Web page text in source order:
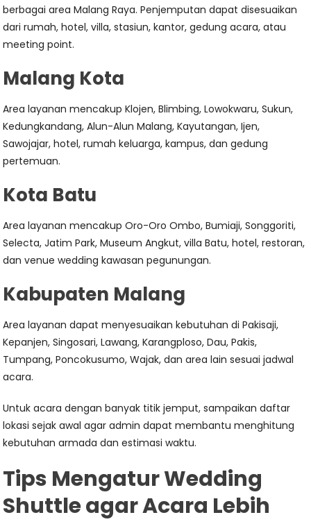
berbagai area Malang Raya. Penjemputan dapat disesuaikan
dari rumah, hotel, villa, stasiun, kantor, gedung acara, atau
meeting point.
Malang Kota
Area layanan mencakup Klojen, Blimbing, Lowokwaru, Sukun,
Kedungkandang, Alun-Alun Malang, Kayutangan, Ijen,
Sawojajar, hotel, rumah keluarga, kampus, dan gedung
pertemuan.
Kota Batu
Area layanan mencakup Oro-Oro Ombo, Bumiaji, Songgoriti,
Selecta, Jatim Park, Museum Angkut, villa Batu, hotel, restoran,
dan venue wedding kawasan pegunungan.
Kabupaten Malang
Area layanan dapat menyesuaikan kebutuhan di Pakisaji,
Kepanjen, Singosari, Lawang, Karangploso, Dau, Pakis,
Tumpang, Poncokusumo, Wajak, dan area lain sesuai jadwal
acara.
Untuk acara dengan banyak titik jemput, sampaikan daftar
lokasi sejak awal agar admin dapat membantu menghitung
kebutuhan armada dan estimasi waktu.
Tips Mengatur Wedding
Shuttle agar Acara Lebih